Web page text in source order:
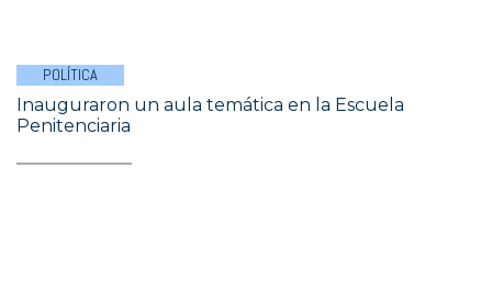
POLÍTICA
Inauguraron un aula temática en la Escuela
Penitenciaria